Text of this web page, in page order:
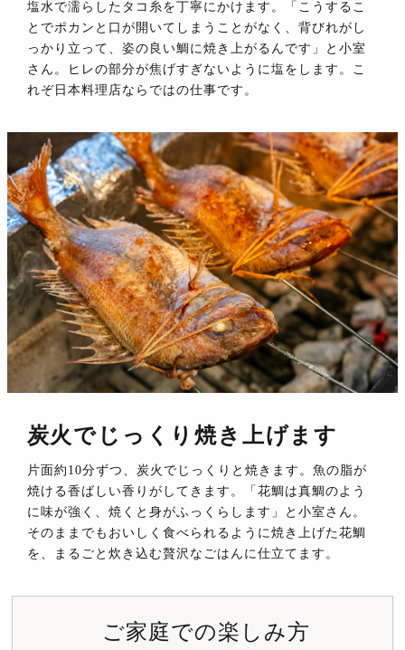
塩水で濡らしたタコ糸を丁寧にかけます。「こうするこ
とでポカンと口が開いてしまうことがなく、背びれがし
っかり立って、姿の良い鯛に焼き上がるんです」と小室
さん。ヒレの部分が焦げすぎないように塩をします。こ
れぞ日本料理店ならではの仕事です。
炭火でじっくり焼き上げます
片面約10分ずつ、炭火でじっくりと焼きます。魚の脂が
焼ける香ばしい香りがしてきます。「花鯛は真鯛のよう
に味が強く、焼くと身がふっくらします」と小室さん。
そのままでもおいしく食べられるように焼き上げた花鯛
を、まるごと炊き込む贅沢なごはんに仕立てます。
ご家庭での楽しみ方